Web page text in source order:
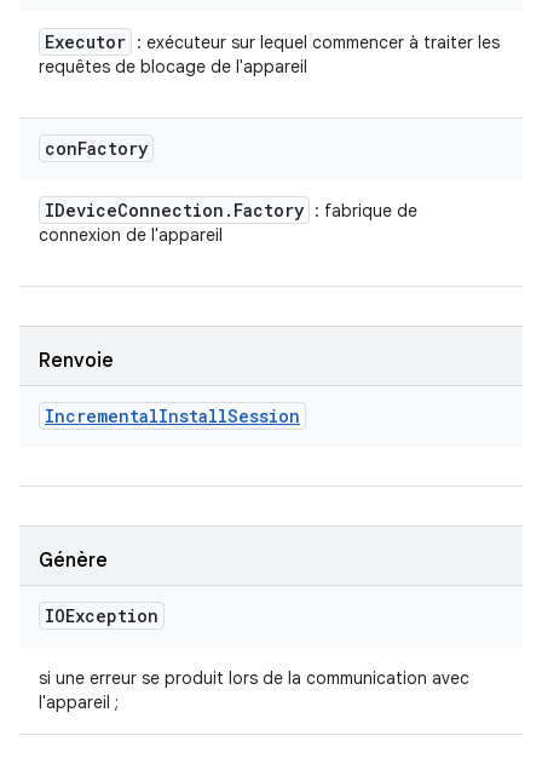
Executor : exécuteur sur lequel commencer à traiter les
requêtes de blocage de l'appareil
conFactory
IDeviceConnection . Factory : fabrique de
connexion de l'appareil
Renvoie
IncrementalInstallSession
Génère
IOException
si une erreur se produit lors de la communication avec
l'appareil ;